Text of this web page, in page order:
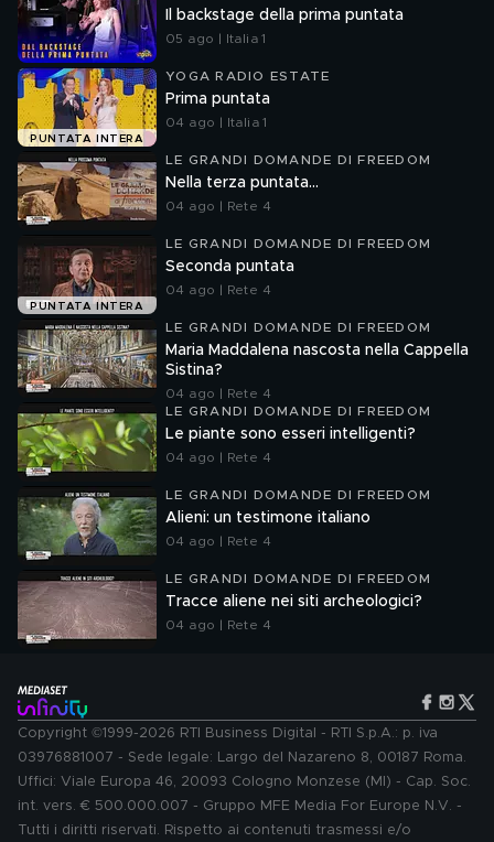
Il backstage della prima puntata
05 ago | Italia 1
PUNTATA INTERA
YOGA RADIO ESTATE
Prima puntata
04 ago | Italia 1
LE GRANDI DOMANDE DI FREEDOM
Nella terza puntata...
04 ago | Rete 4
PUNTATA INTERA
LE GRANDI DOMANDE DI FREEDOM
Seconda puntata
04 ago | Rete 4
LE GRANDI DOMANDE DI FREEDOM
Maria Maddalena nascosta nella Cappella
Sistina?
04 ago | Rete 4
LE GRANDI DOMANDE DI FREEDOM
Le piante sono esseri intelligenti?
04 ago | Rete 4
LE GRANDI DOMANDE DI FREEDOM
Alieni: un testimone italiano
04 ago | Rete 4
LE GRANDI DOMANDE DI FREEDOM
Tracce aliene nei siti archeologici?
04 ago | Rete 4
Copyright ©1999-2026 RTI Business Digital - RTI S.p.A.: p. iva
03976881007 - Sede legale: Largo del Nazareno 8, 00187 Roma.
Uffici: Viale Europa 46, 20093 Cologno Monzese (MI) - Cap. Soc.
int. vers. € 500.000.007 - Gruppo MFE Media For Europe N.V. -
Tutti i diritti riservati. Rispetto ai contenuti trasmessi e/o